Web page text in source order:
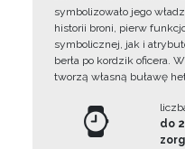
symbolizowało jego
historii broni, pierw
symbolicznej, jak i
berła po kordzik oficera.
tworzą własną buławę
do